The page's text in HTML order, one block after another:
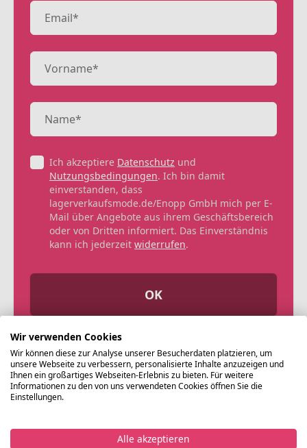
Ich akzeptiere Datenschutz und
Nutzungsbedingungen. Ich bin damit
einverstanden, dass
lagerverkaufsmode.de/Enopp GmbH mich per E-
Mail über Angebote aus ihrem Geschäftsbereich
oder von Dritten informiert. Das Einverständnis
kann ich jederzeit widerrufen.
OK
Wir verwenden Cookies
Wir können diese zur Analyse unserer Besucherdaten platzieren, um
unsere Webseite zu verbessern, personalisierte Inhalte anzuzeigen und
Ihnen ein großartiges Webseiten-Erlebnis zu bieten. Für weitere
Informationen zu den von uns verwendeten Cookies öffnen Sie die
Einstellungen.
Alle akzeptieren